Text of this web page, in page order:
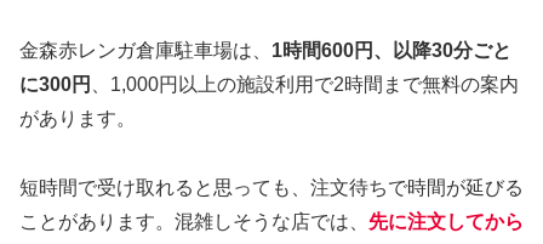
金森赤レンガ倉庫駐車場は、 1時間600円、以降30分ごと
に300円
、1,000円以上の施設利用で2時間まで無料の案内
があります。
短時間で受け取れると思っても、注文待ちで時間が延びる
ことがあります。混雑しそうな店では、 先に注文してから